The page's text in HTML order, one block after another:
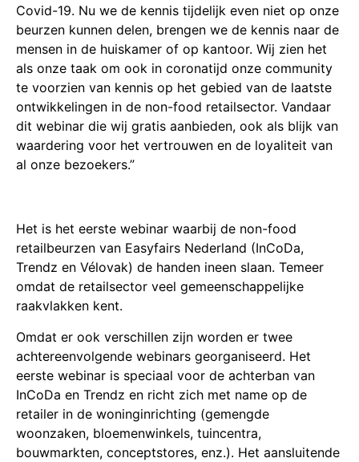
Covid-19. Nu we de kennis tijdelijk even niet op onze
beurzen kunnen delen, brengen we de kennis naar de
mensen in de huiskamer of op kantoor. Wij zien het
als onze taak om ook in coronatijd onze community
te voorzien van kennis op het gebied van de laatste
ontwikkelingen in de non-food retailsector. Vandaar
dit webinar die wij gratis aanbieden, ook als blijk van
waardering voor het vertrouwen en de loyaliteit van
al onze bezoekers.”
Het is het eerste webinar waarbij de non-food
retailbeurzen van Easyfairs Nederland (InCoDa,
Trendz en Vélovak) de handen ineen slaan. Temeer
omdat de retailsector veel gemeenschappelijke
raakvlakken kent.
Omdat er ook verschillen zijn worden er twee
achtereenvolgende webinars georganiseerd. Het
eerste webinar is speciaal voor de achterban van
InCoDa en Trendz en richt zich met name op de
retailer in de woninginrichting (gemengde
woonzaken, bloemenwinkels, tuincentra,
bouwmarkten, conceptstores, enz.). Het aansluitende